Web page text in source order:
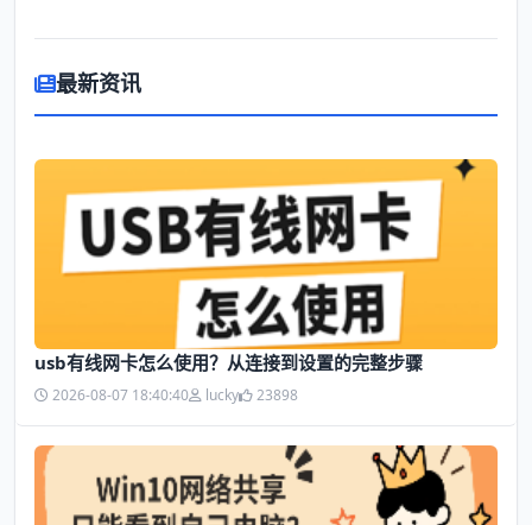
最新资讯
usb有线网卡怎么使用？从连接到设置的完整步骤
2026-08-07 18:40:40 lucky 23898